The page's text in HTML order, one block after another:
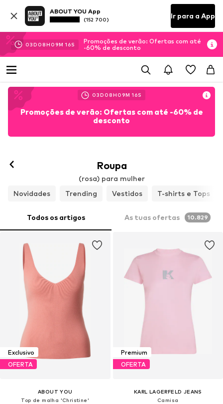
ABOUT YOU App
(152 700) Ir para a App
03D 08H 09M 14S
Promoções de verão: Ofertas com até
-60% de desconto
03D 08H 09M 14S
Promoções de verão: Ofertas com até -60% de
desconto
Roupa
(rosa) para mulher
Novidades
Trending Vestidos T-shirts e Tops
Todos os artigos As tuas ofertas 10.829
Exclusivo
OFERTA
ABOUT YOU
Top de malha 'Christine'
Premium
OFERTA
KARL LAGERFELD JEANS
Camisa